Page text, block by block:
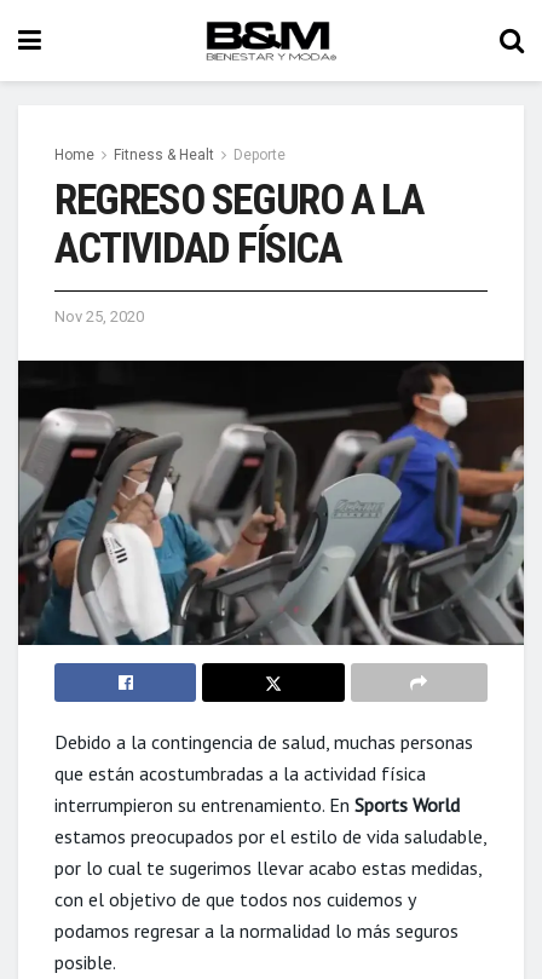
Home Fitness & Healt Deporte
REGRESO SEGURO A LA
ACTIVIDAD FÍSICA
Nov 25, 2020
Debido a la contingencia de salud, muchas personas
que están acostumbradas a la actividad física
interrumpieron su entrenamiento. En Sports World
estamos preocupados por el estilo de vida saludable,
por lo cual te sugerimos llevar acabo estas medidas,
con el objetivo de que todos nos cuidemos y
podamos regresar a la normalidad lo más seguros
posible.